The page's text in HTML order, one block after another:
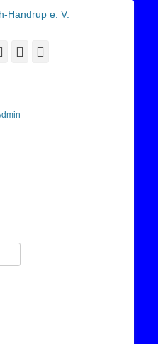
SV Lengerich-
Handrup e. V.
YouTube